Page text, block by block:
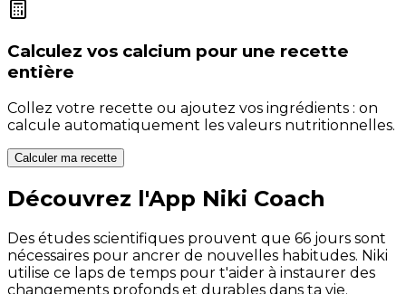
Calculez vos calcium pour une recette
entière
Collez votre recette ou ajoutez vos ingrédients : on
calcule automatiquement les valeurs nutritionnelles.
Calculer ma recette
Découvrez l'App Niki Coach
Des études scientifiques prouvent que 66 jours sont
nécessaires pour ancrer de nouvelles habitudes. Niki
utilise ce laps de temps pour t'aider à instaurer des
changements profonds et durables dans ta vie.